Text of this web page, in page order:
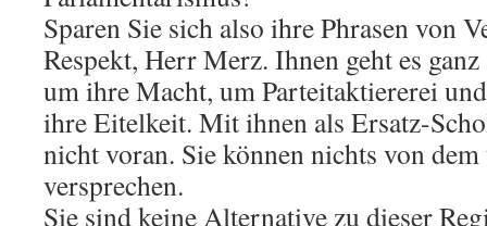
Sparen Sie sich also ihre Phrasen von
Respekt, Herr Merz. Ihnen geht es
um ihre Macht, um Parteitaktiererei
ihre Eitelkeit. Mit ihnen als Ersatz-
nicht voran. Sie können nichts von dem
versprechen.
Sie sind keine Alternative zu dieser